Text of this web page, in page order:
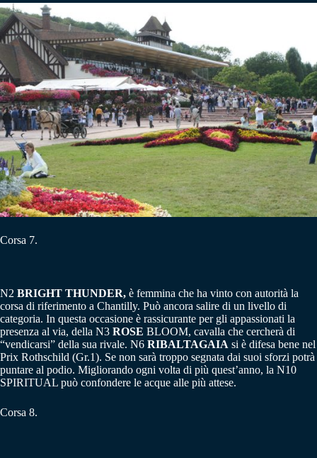
Corsa 7.
N2 BRIGHT THUNDER, è femmina che ha vinto con autorità la
corsa di riferimento a Chantilly. Può ancora salire di un livello di
categoria. In questa occasione è rassicurante per gli appassionati la
presenza al via, della N3 ROSE BLOOM, cavalla che cercherà di
“vendicarsi” della sua rivale. N6 RIBALTAGAIA si è difesa bene nel
Prix Rothschild (Gr.1). Se non sarà troppo segnata dai suoi sforzi potrà
puntare al podio. Migliorando ogni volta di più quest’anno, la N10
SPIRITUAL può confondere le acque alle più attese.
Corsa 8.